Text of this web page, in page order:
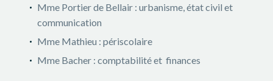
Mme Portier de Bellair : urbanisme, état civil et
communication
Mme Mathieu : périscolaire
Mme Bacher : comptabilité et finances